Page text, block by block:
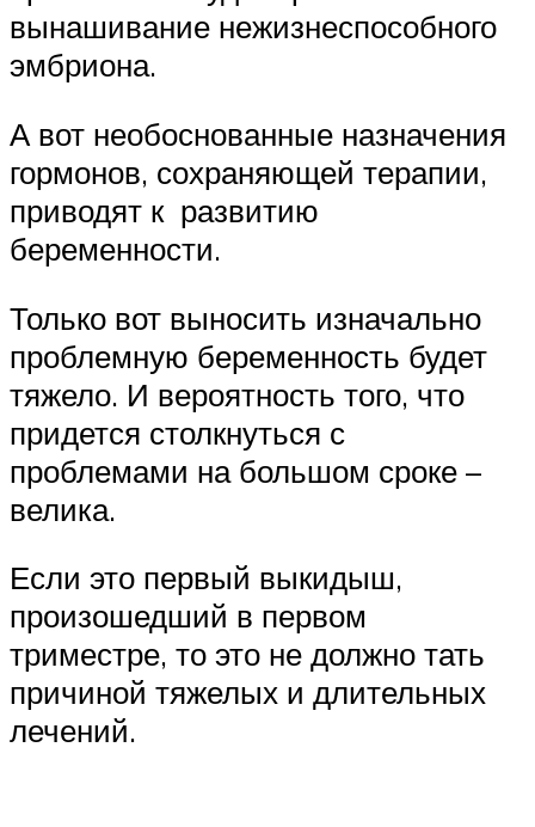
вынашивание нежизнеспособного
эмбриона.
А вот необоснованные назначения
гормонов, сохраняющей терапии,
приводят к развитию
беременности.
Только вот выносить изначально
проблемную беременность будет
тяжело. И вероятность того, что
придется столкнуться с
проблемами на большом сроке –
велика.
Если это первый выкидыш,
произошедший в первом
триместре, то это не должно тать
причиной тяжелых и длительных
лечений.